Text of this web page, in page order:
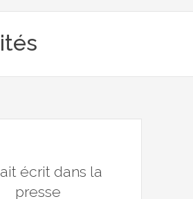
écrit dans la
presse